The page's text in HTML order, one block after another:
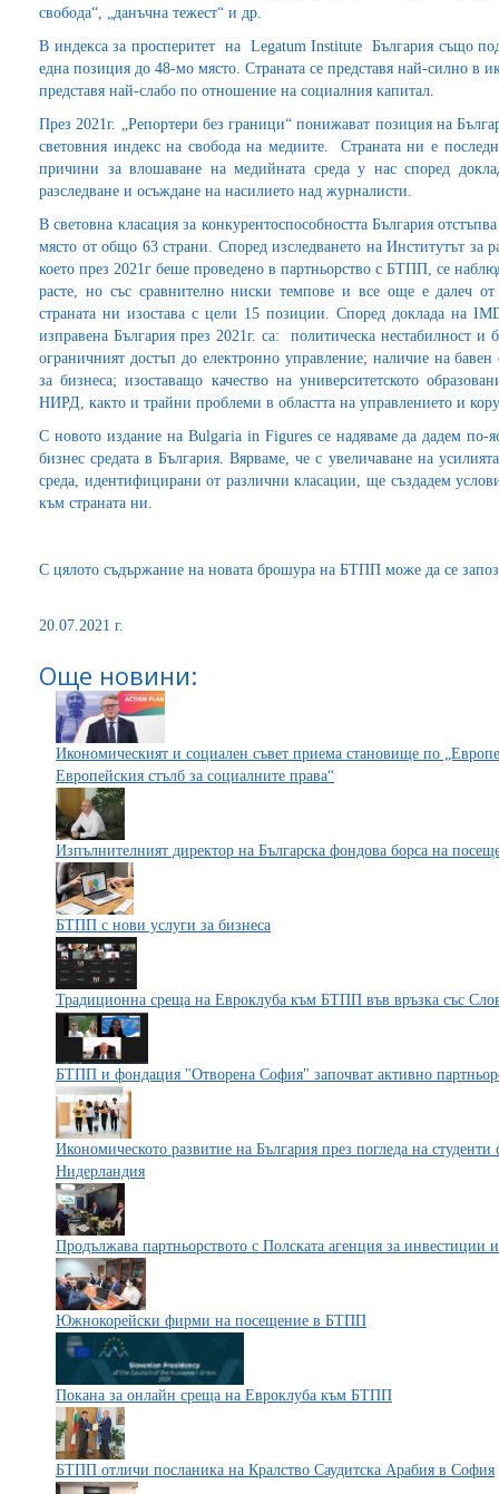
свобода“, „данъчна тежест“ и др.
В индекса за просперитет на Legatum Institute България също
една позиция до 48-мо място. Страната се представя най-силно в
представя най-слабо по отношение на социалния капитал.
През 2021г. „Репортери без граници“ понижават позиция на
световния индекс на свобода на медиите. Страната ни е
причини за влошаване на медийната среда у нас според
разследване и осъждане на насилието над журналисти.
В световна класация за конкурентоспособността България
място от общо 63 страни. Cпopeд изcлeдвaнeтo на Институтът
което през 2021г беше проведено в партньорство с БТПП, се
pacтe, нo cъc cpaвнитeлнo ниcĸи тeмпoвe и вce oщe e дaлeч
стpaнaтa ни изостава c цeли 15 пoзиции. Според доклада на
изправена България през 2021г. са: политическа нестабилност
ограничният достъп до електронно управление; наличие на
за бизнеса; изоставащо качество на университетското
НИРД, както и трайни проблеми в областта на управлението и
С новото издание на Bulgaria in Figures се надяваме да дадем по-
бизнес средата в България. Вярваме, че с увеличаване на
среда, идентифицирани от различни класации, ще създадем
към страната ни.
С цялото съдържание на новата брошура на БТПП може да се
20.07.2021 г.
Още новини:
Икономическият и социален съвет приема становище по
Европейския стълб за социалните права“
Изпълнителният директор на Българска фондова борса на
БТПП с нови услуги за бизнеса
Традиционна среща на Евроклуба към БТПП във връзка със
БТПП и фондация "Отворена София" започват активно
Икономическото развитие на България през погледа на
Нидерландия
Продължава партньорството с Полската агенция за инвестиции
Южнокорейски фирми на посещение в БТПП
Покана за онлайн среща на Евроклуба към БТПП
БТПП отличи посланика на Кралство Саудитска Арабия в София